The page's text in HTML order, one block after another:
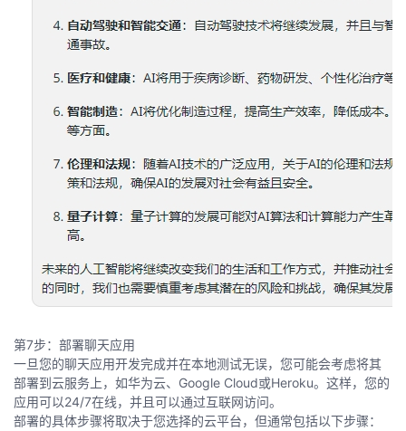
第7步：部署聊天应用
一旦您的聊天应用开发完成并在本地测试无误，您可能会考虑将其
部署到云服务上，如华为云、Google Cloud或Heroku。这样，您的
应用可以24/7在线，并且可以通过互联网访问。
部署的具体步骤将取决于您选择的云平台，但通常包括以下步骤：